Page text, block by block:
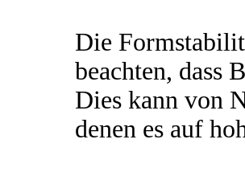
Die
beachten, dass
Dies kann von
denen es auf